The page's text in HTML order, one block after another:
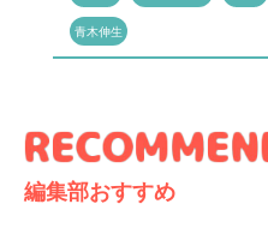
青木伸生
編集部おすすめ